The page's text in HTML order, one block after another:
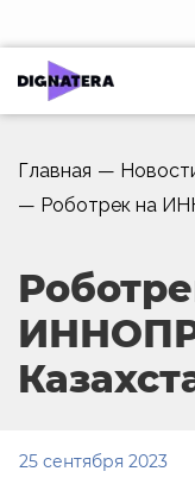
Главная —
— Роботрек на
25 сентября 2023